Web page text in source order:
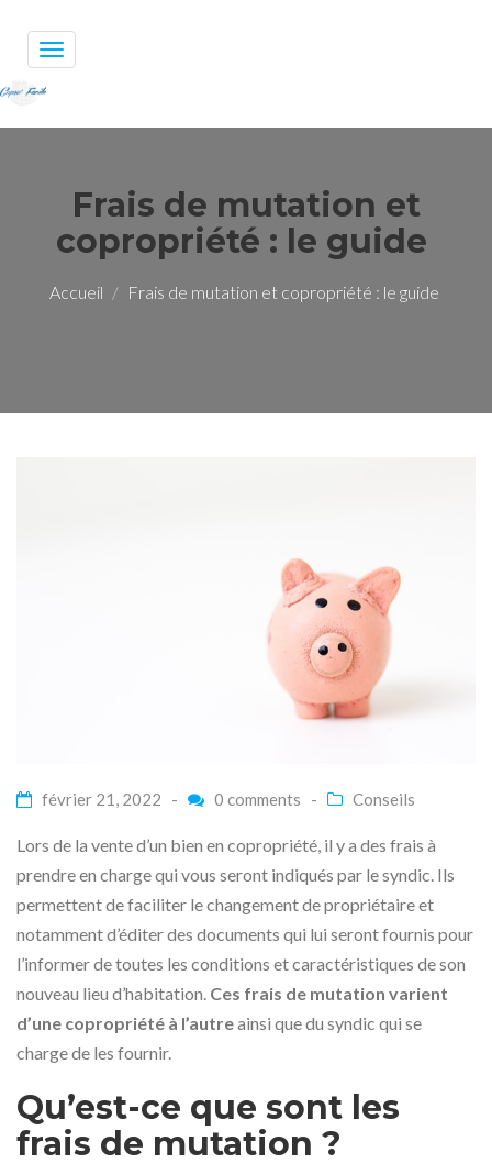
Toggle
navigation
Frais de mutation et
copropriété : le guide
Accueil Frais de mutation et copropriété : le guide
février 21, 2022 - 0 comments - Conseils
Lors de la vente d’un bien en copropriété, il y a des frais à
prendre en charge qui vous seront indiqués par le syndic. Ils
permettent de faciliter le changement de propriétaire et
notamment d’éditer des documents qui lui seront fournis pour
l’informer de toutes les conditions et caractéristiques de son
nouveau lieu d’habitation. Ces frais de mutation varient
d’une copropriété à l’autreainsi que du syndic qui se
charge de les fournir.
Qu’est-ce que sont les
frais de mutation ?